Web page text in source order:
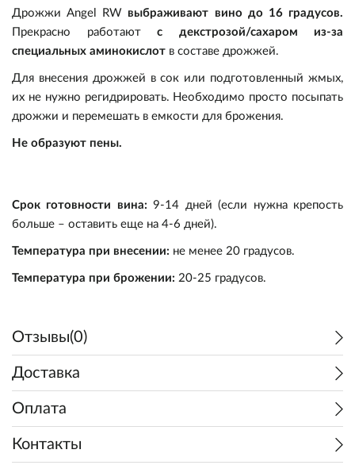
ДрожжиAngel RW выбраживают вино до 16 градусов.
Прекрасно работают с декстрозой/сахаром из-за
специальных аминокислот в составе дрожжей.
Для внесения дрожжей в сок или подготовленный жмых,
их не нужно регидрировать. Необходимо просто посыпать
дрожжи и перемешать в емкости для брожения.
Не образуют пены.
Срок готовности вина: 9-14 дней (если нужна крепость
больше – оставить еще на 4-6 дней).
Температура при внесении: не менее 20 градусов.
Температура при брожении: 20-25 градусов.
Отзывы(0)
Доставка
Оплата
Контакты
Дрожжи
Хмель
Декстроза/Леденцы
Водоподготовка
Варка и брожение
Розлив и хранение
Дезинфекция и мойка
Автоматические пивоварни
Солод
Экстракты
Наборы для настоек
Эссенции
Оборудование
Измерение
Розлив и хранение
Дистилляторы
Кулинария
Коптильни
Щепа для копчения
Квас/Лимонад
Подарочные сертификаты
Уценка
Новинки
О Нас
Наш адрес
Замена и возврат товара